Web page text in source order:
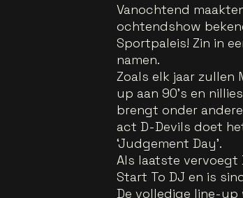
Vanochtend
ochtendshow
Sportpaleis! Zin in
namen.
Zoals elk jaar zullen
up aan 90’s en
brengt onder andere
act D-Devils doet
‘Judgement Day’.
Als laatste vervoegt
Start To DJ en is
De volledige line-up